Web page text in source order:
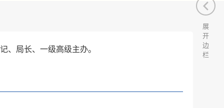
、局长、一级高级主办。
展
开
边
栏